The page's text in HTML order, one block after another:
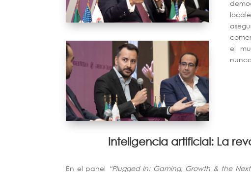
el
Inteligencia artificial: La
En el panel “Plugged In: Gaming, Growth & the